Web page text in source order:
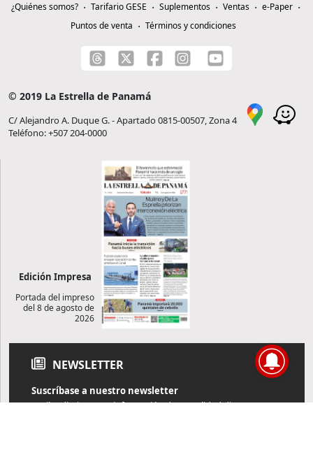
¿Quiénes somos? Tarifario GESE Suplementos Ventas
e-Paper
Puntos de venta
Términos y condiciones
© 2019 La Estrella de Panamá
C/ Alejandro A. Duque G. - Apartado 0815-00507, Zona 4
Teléfono: +507 204-0000
Edición Impresa
Portada del impreso
del 8 de agosto de
2026
NEWSLETTER
Suscríbase a nuestro newsletter
Reciba diariamente información de actualidad directamente en